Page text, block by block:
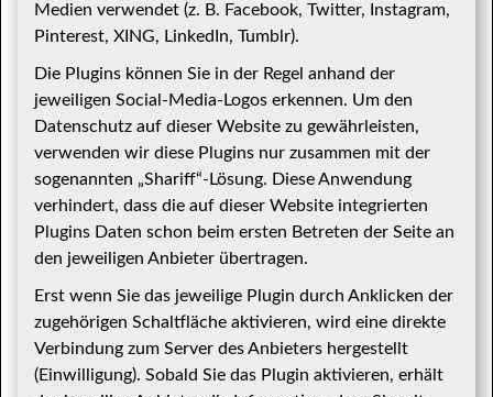
Medien verwendet (z. B. Facebook, Twitter, Instagram,
Pinterest, XING, LinkedIn, Tumblr).
Die Plugins können Sie in der Regel anhand der
jeweiligen Social-Media-Logos erkennen. Um den
Datenschutz auf dieser Website zu gewährleisten,
verwenden wir diese Plugins nur zusammen mit der
sogenannten „Shariff“-Lösung. Diese Anwendung
verhindert, dass die auf dieser Website integrierten
Plugins Daten schon beim ersten Betreten der Seite an
den jeweiligen Anbieter übertragen.
Erst wenn Sie das jeweilige Plugin durch Anklicken der
zugehörigen Schaltfläche aktivieren, wird eine direkte
Verbindung zum Server des Anbieters hergestellt
(Einwilligung). Sobald Sie das Plugin aktivieren, erhält